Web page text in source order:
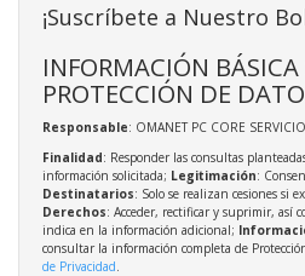
¡Suscríbete a Nuestro
INFORMACIÓN BÁSICA
PROTECCIÓN DE
Responsable: OMANET PC CORE
Finalidad: Responder las consultas
información solicitada; Legitimación:
Destinatarios: Solo se realizan cesiones si
Derechos: Acceder, rectificar y suprimir, así
indica en la información adicional;
consultar la información completa de
de Privacidad